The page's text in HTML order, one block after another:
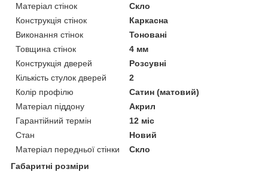
Матеріал стінок
Скло
Конструкція стінок
Каркасна
Виконання стінок
Тоновані
Товщина стінок
4 мм
Конструкція дверей
Розсувні
Кількість стулок дверей
2
Колір профілю
Сатин (матовий)
Матеріал піддону
Акрил
Гарантійний термін
12 міс
Стан
Новий
Матеріал передньої стінки
Скло
Габаритні розміри